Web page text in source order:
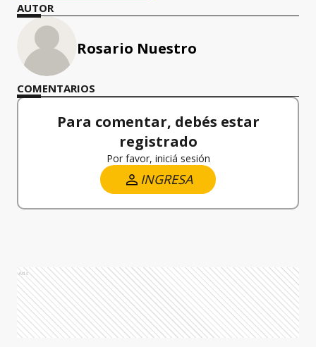
AUTOR
Rosario Nuestro
COMENTARIOS
Para comentar, debés estar
registrado
Por favor, iniciá sesión
INGRESA
Ads